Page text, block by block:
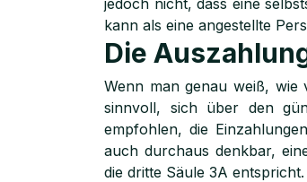
jedoch nicht, dass eine
kann als eine angestellte
Die
Wenn man genau weiß, wie
sinnvoll, sich über den
empfohlen, die
auch durchaus denkbar,
die dritte Säule 3A entspricht.